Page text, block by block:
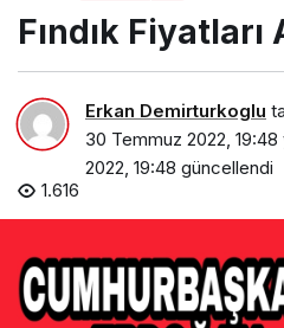
Fındık Fiyatları
Erkan Demirturkoglu
30 Temmuz 2022, 19:48
2022, 19:48 güncellendi
1.616